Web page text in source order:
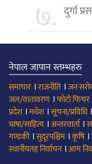
७. दुर्गा
नेपाल जापान स्तम्भहरु
समाचार ।राजनीति ।जन
जल/वातावरण ।फोटो फिचर
प्रदेश।मधेश।सूचना/प्रविधि
भाषा/साहित्य ।अन्तरवार्ता।
गण्डकी।सुदूरपश्चिम ।कृषि।
स्थानीयतह निर्वाचन।आम